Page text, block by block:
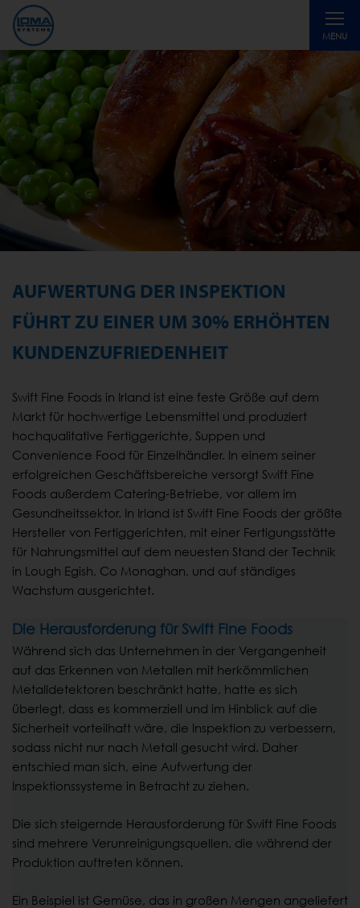
MENU
Toggle
AUFWERTUNG DER INSPEKTION
FÜHRT ZU EINER UM 30% ERHÖHTEN
KUNDENZUFRIEDENHEIT
Swift Fine Foods in Irland ist eine feste Größe auf dem
Markt für hochwertige Lebensmittel und produziert
hochqualitative Fertiggerichte, Suppen und
Convenience Food für Einzelhändler. In einem seiner
erfolgreichen Geschäftsbereiche versorgt Swift Fine
Foods außerdem Catering-Betriebe, vor allem im
Gesundheitssektor. In Irland ist Swift Fine Foods der größte
Hersteller von Fertiggerichten, mit einer Fertigungsstätte
für Nahrungsmittel auf dem neuesten Stand der Technik
in Lough Egish, Co Monaghan, und auf ständiges
Wachstum ausgerichtet.
Die Herausforderung für Swift Fine Foods
Während sich das Unternehmen in der Vergangenheit
auf das Erkennen von Metallen mit herkömmlichen
Metalldetektoren beschränkt hatte, hatte es sich
überlegt, dass es kommerziell und im Hinblick auf die
Sicherheit vorteilhaft wäre, die Inspektion zu verbessern,
sodass nicht nur nach Metall gesucht wird. Daher
entschied man sich, eine Aufwertung der
Inspektionssysteme in Betracht zu ziehen.
Die sich steigernde Herausforderung für Swift Fine Foods
sind mehrere Verunreinigungsquellen, die während der
Produktion auftreten können.
Ein Beispiel ist Gemüse, das in großen Mengen angeliefert